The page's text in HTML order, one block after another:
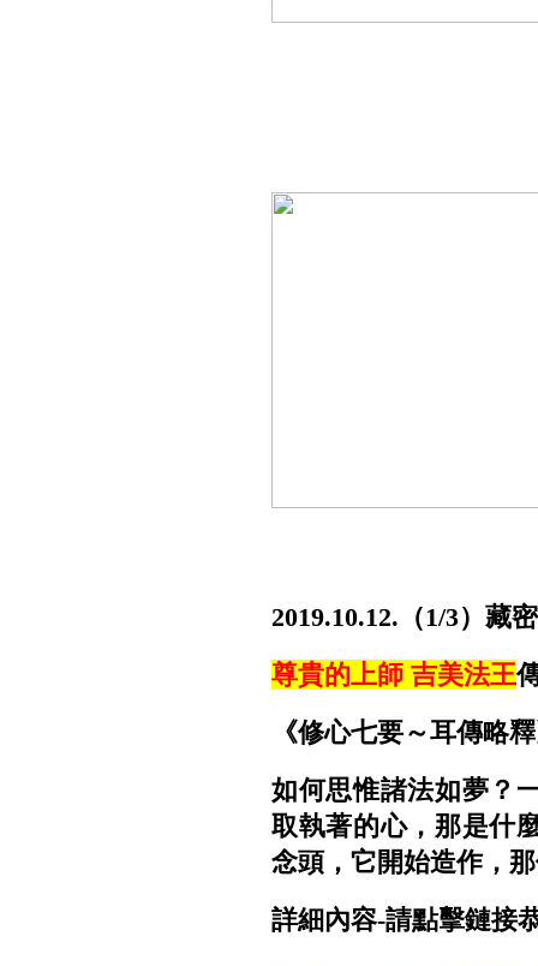
2019.10.12.（1/3）藏
尊貴的上師 吉美法王
《修心七要～耳傳略
如何思惟諸法如夢？
取執著的心，那是什
念頭，它開始造作，
詳細內容-請點擊鏈接